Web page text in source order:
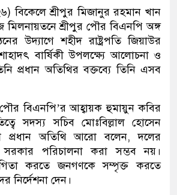
বিকেলে শ্রীপুর মিজানুর রহমান খান
মিলনায়তনে শ্রীপুর পৌর বিএনপি অঙ্গ
উদ্যাগে শহীদ রাষ্ট্রপতি জিয়াউর
বার্ষিকী উপলক্ষ্যে আলোচনা ও
প্রধান অতিথির বক্তব্যে তিনি এসব
বিএনপি’র আহ্বায়ক হুমায়ুন কবির
সদস্য সচিব মোঃবিল্লাল হোসেন
প্রধান অতিথি আরো বলেন, দলের
সরকার পরিচালনা করা সম্ভব নয়।
করতে জনগণকে সম্পৃক্ত করতে
নির্দেশনা দেন।